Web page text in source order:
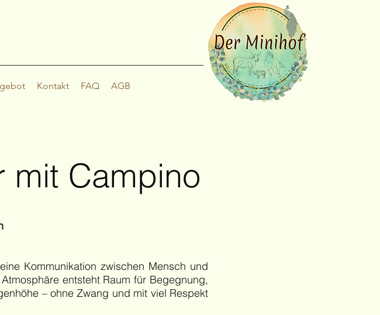
Kontakt FAQ AGB
mit Campino
Kommunikation zwischen Mensch und
entsteht Raum für Begegnung,
– ohne Zwang und mit viel Respekt